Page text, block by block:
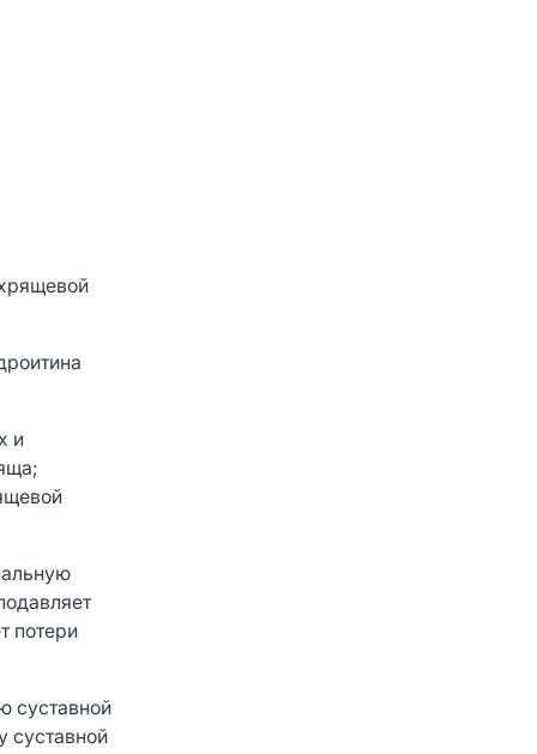
и
потери
суставной
суставной